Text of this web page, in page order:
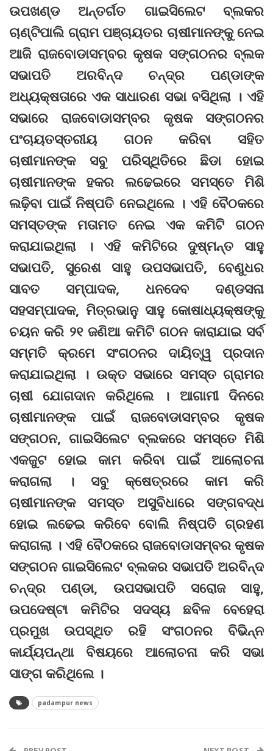
ଉପଖଣ୍ଡ ଅନ୍ତର୍ଗତ ଗାଇସିଲେଟ ବ୍ଲକର
ଚାଣ୍ଟିପାଲି ଗ୍ରାମ ପଞ୍ଚାୟତର ଚାଷୀମାନଙ୍କୁ ନେଇ
ଆଜି ରାଜବୋଡାସମ୍ବର କୃଷକ ସଙ୍ଗଠନର ବ୍ଲକ
ସଭାପତି ଅରବିନ୍ଦ ଚନ୍ଦ୍ର ପଣ୍ଡାଙ୍କ
ଅଧ୍ୟକ୍ଷତାରେ ଏକ ସାଧାରଣ ସଭା ବସିଥିଲା । ଏହି
ସଭାରେ ରାଜବୋଡାସମ୍ବର କୃଷକ ସଙ୍ଗଠନର
ପଂଚାୟତସ୍ତରୀୟ ଗଠନ କରିବା ସହିତ
ଚାଷୀମାନଙ୍କ ସବୁ ପରିସ୍ଥିତିରେ ଛିଡା ହୋଇ
ଚାଷୀମାନଙ୍କ ହକର ଲଢେଇରେ ସମସ୍ତେ ମିଶି
ଲଢ଼ିବା ପାଇଁ ନିଷ୍ପତି ନେଇଥିଲେ । ଏହି ବୈଠକରେ
ସମସ୍ତଙ୍କ ମତାମତ ନେଇ ଏକ କମିଟି ଗଠନ
କରାଯାଇଥିଲା । ଏହି କମିଟିରେ ଦୁଷ୍ମନ୍ତ ସାହୁ
ସଭାପତି, ସୁରେଶ ସାହୁ ଉପସଭାପତି, ବେଣୁଧର
ସାବତ ସମ୍ପାଦକ, ଧନଦେବ ଦଣ୍ଡସନା
ସହସମ୍ପାଦକ, ମିତ୍ରଭାନୁ ସାହୁ କୋଷାଧ୍ୟକ୍ଷଙ୍କୁ
ଚୟନ କରି ୨୧ ଜଣିଆ କମିଟି ଗଠନ କାରାଯାଇ ସର୍ବ
ସମ୍ମତି କ୍ରମେ ସଂଗଠନର ଦାୟିତ୍ୱ ପ୍ରଦାନ
କରାଯାଇଥିଲା । ଉକ୍ତ ସଭାରେ ସମସ୍ତ ଗ୍ରାମର
ଚାଷୀ ଯୋଗଦାନ କରିଥିଲେ । ଆଗାମୀ ଦିନରେ
ଚାଷୀମାନଙ୍କ ପାଇଁ ରାଜବୋଡାସମ୍ବର କୃଷକ
ସଙ୍ଗଠନ, ଗାଇସିଲେଟ ବ୍ଲକରେ ସମସ୍ତେ ମିଶି
ଏକଜୁଟ ହୋଇ କାମ କରିବା ପାଇଁ ଆଲୋଚନା
କରାଗଲା । ସବୁ କ୍ଷେତ୍ରରେ କାମ କରି
ଚାଷୀମାନଙ୍କ ସମସ୍ତ ଅସୁବିଧାରେ ସଙ୍ଗବଦ୍ଧ
ହୋଇ ଲଢେଇ କରିବେ ବୋଲି ନିଷ୍ପତି ଗ୍ରହଣ
କରାଗଲା । ଏହି ବୈଠକରେ ରାଜବୋଡାସମ୍ବର କୃଷକ
ସଙ୍ଗଠନ ଗାଇସିଲେଟ ବ୍ଲକର ସଭାପତି ଅରବିନ୍ଦ
ଚନ୍ଦ୍ର ପଣ୍ଡା, ଉପସଭାପତି ସରୋଜ ସାହୁ,
ଉପଦେଷ୍ଟା କମିଟିର ସଦସ୍ୟ ଛବିଳ ବେହେରା
ପ୍ରମୁଖ ଉପସ୍ଥିତ ରହି ସଂଗଠନର ବିଭିନ୍ନ
କାର୍ଯ୍ୟପନ୍ଥା ବିଷୟରେ ଆଲୋଚନା କରି ସଭା
ସାଙ୍ଗ କରିଥିଲେ ।
padampur news